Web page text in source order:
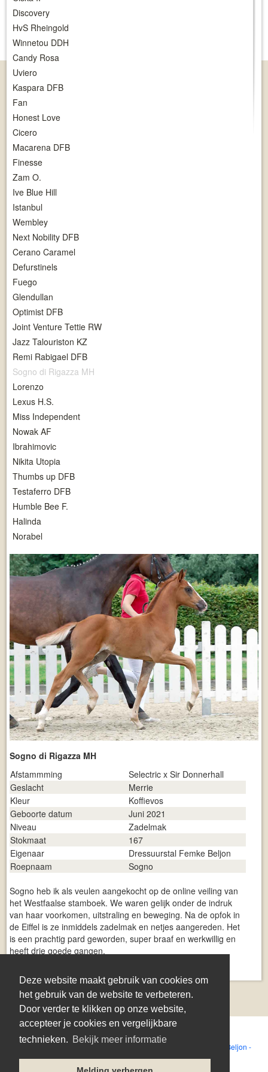
Deze website maakt gebruik van cookies om
het gebruik van de website te verbeteren.
Door verder te klikken op onze website,
accepteer je cookies en vergelijkbare
technieken. Bekijk meer informatie
Discovery
HvS Rheingold
Winnetou DDH
Candy Rosa
Uviero
Kaspara DFB
Fan
Honest Love
Cicero
Macarena DFB
Finesse
Zam O.
Ive Blue Hill
Istanbul
Wembley
Next Nobility DFB
Cerano Caramel
Defurstinels
Fuego
Glendullan
Optimist DFB
Joint Venture Tettie RW
Jazz Talouriston KZ
Remi Rabigael DFB
Sogno di Rigazza MH
Lorenzo
Lexus H.S.
Miss Independent
Nowak AF
Ibrahimovic
Nikita Utopia
Thumbs up DFB
Testaferro DFB
Humble Bee F.
Halinda
Norabel
Sogno di Rigazza MH
Afstammming
Selectric x Sir Donnerhall
Geslacht
Merrie
Kleur
Koffievos
Geboorte datum
Juni 2021
Niveau
Zadelmak
Stokmaat
167
Eigenaar
Dressuurstal Femke Beljon
Roepnaam
Sogno
Sogno heb ik als veulen aangekocht op de online veiling van
het Westfaalse stamboek. We waren gelijk onder de indruk
van haar voorkomen, uitstraling en beweging. Na de opfok in
de Eiffel is ze inmiddels zadelmak en netjes aangereden. Het
is een prachtig pard geworden, super braaf en werkwillig en
heeft drie goede gangen.
emkebeljon@hotmail.com
- 06 12929721 - Dressuurstal Femke Beljon -
Velnerweg 6 - 8101 NX Raalte - KvK: 54378540